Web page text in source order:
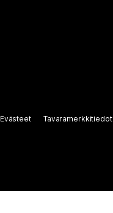
Evästeet Tavaramerkkitiedot